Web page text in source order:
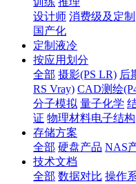
设计师 消费级及定制
国产化
定制液冷
按应用划分
全部 摄影(PS LR) 后
RS Vray) CAD测绘
分子模拟 量子化学
证 物理材料电子结构
存储方案
全部 硬盘产品 NAS
技术文档
全部 数据对比 操作